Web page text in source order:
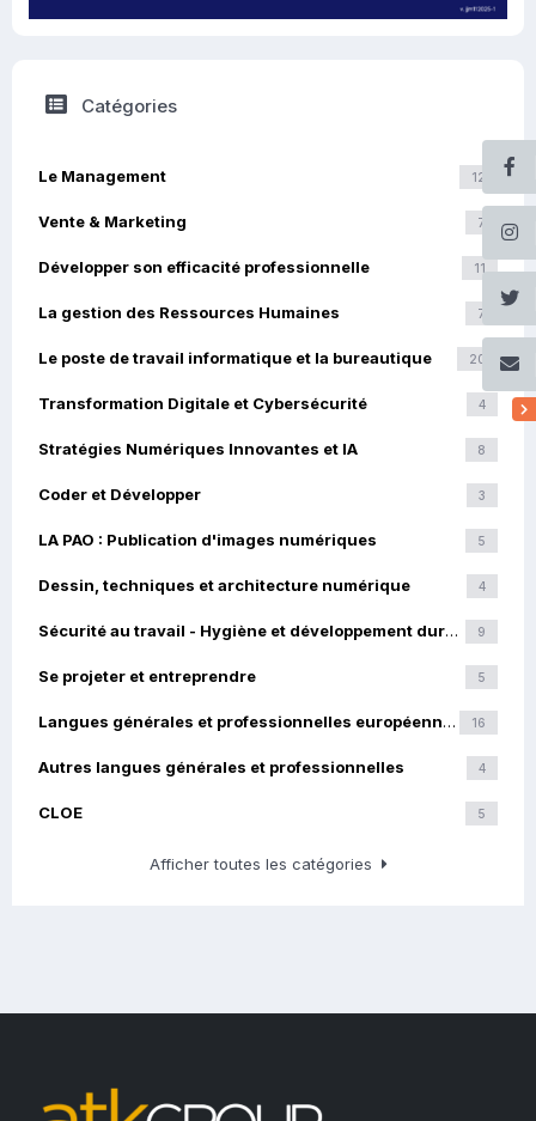
Catégories
12
Le Management
7
Vente & Marketing
11
Développer son efficacité professionnelle
7
La gestion des Ressources Humaines
20
Le poste de travail informatique et la bureautique
4
Transformation Digitale et Cybersécurité
8
Stratégies Numériques Innovantes et IA
3
Coder et Développer
5
LA PAO : Publication d'images numériques
4
Dessin, techniques et architecture numérique
9
Sécurité au travail - Hygiène et développement durable
5
Se projeter et entreprendre
16
Langues générales et professionnelles européennes
4
Autres langues générales et professionnelles
5
CLOE
Afficher toutes les catégories